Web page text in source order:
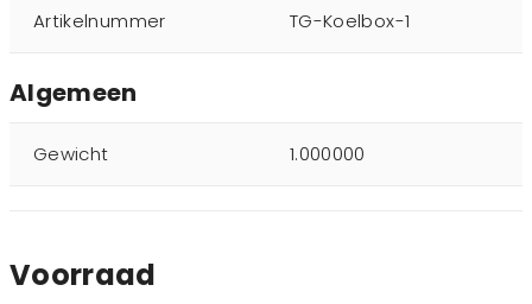
Artikelnummer TG-Koelbox-1
Algemeen
Gewicht 1.000000
Voorraad